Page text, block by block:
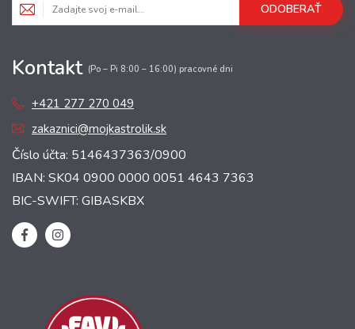
ODOBERAŤ
Kontakt (Po – Pi 8:00 – 16:00) pracovné dni
+421 277 270 049
zakaznici@mojkastrolik.sk
Číslo účta: 5146437363/0900
IBAN: SK04 0900 0000 0051 4643 7363
BIC-SWIFT: GIBASKBX